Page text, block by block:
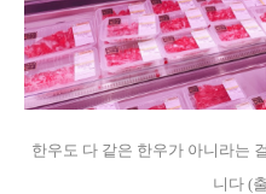
한우도 다 같은 한우가 아니라는
니다 (